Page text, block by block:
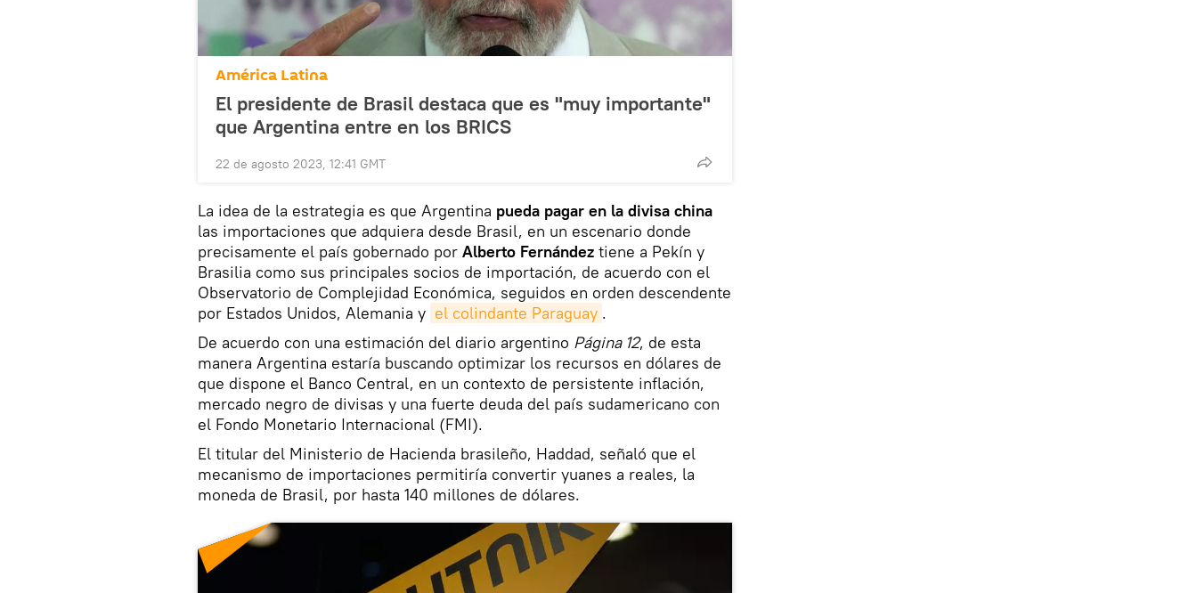
América Latina
El presidente de Brasil destaca que es "muy importante"
que Argentina entre en los BRICS
22 de agosto 2023, 12:41 GMT
La idea de la estrategia es que Argentina pueda pagar en la divisa china
las importaciones que adquiera desde Brasil, en un escenario donde
precisamente el país gobernado por Alberto Fernández tiene a Pekín y
Brasilia como sus principales socios de importación, de acuerdo con el
Observatorio de Complejidad Económica, seguidos en orden descendente
por Estados Unidos, Alemania y el colindante Paraguay .
De acuerdo con una estimación del diario argentino Página 12, de esta
manera Argentina estaría buscando optimizar los recursos en dólares de
que dispone el Banco Central, en un contexto de persistente inflación,
mercado negro de divisas y una fuerte deuda del país sudamericano con
el Fondo Monetario Internacional (FMI).
El titular del Ministerio de Hacienda brasileño, Haddad, señaló que el
mecanismo de importaciones permitiría convertir yuanes a reales, la
moneda de Brasil, por hasta 140 millones de dólares.